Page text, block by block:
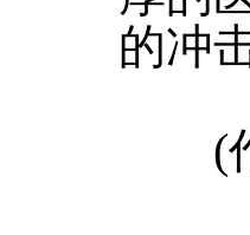
的冲
(作